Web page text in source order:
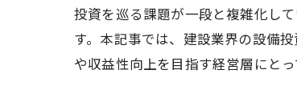
投資を巡る課題が一段と複雑化し
す。本記事では、建設業界の設備
や収益性向上を目指す経営層にと